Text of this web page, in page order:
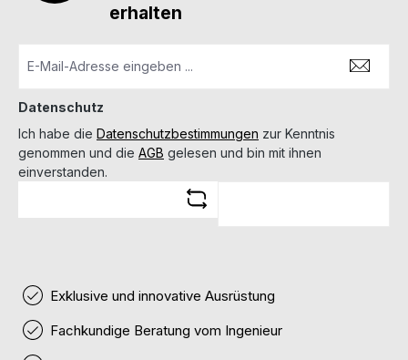
erhalten
Datenschutz
Ich habe die Datenschutzbestimmungen zur Kenntnis
genommen und die AGB gelesen und bin mit ihnen
einverstanden.
Exklusive und innovative Ausrüstung
Fachkundige Beratung vom Ingenieur